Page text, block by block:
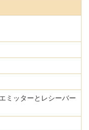
ッターとレシーバー